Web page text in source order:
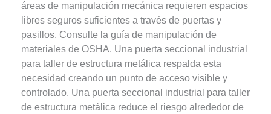
áreas de manipulación mecánica requieren espacios
libres seguros suficientes a través de puertas y
pasillos. Consulte la guía de manipulación de
materiales de OSHA. Una puerta seccional industrial
para taller de estructura metálica respalda esta
necesidad creando un punto de acceso visible y
controlado. Una puerta seccional industrial para taller
de estructura metálica reduce el riesgo alrededor de